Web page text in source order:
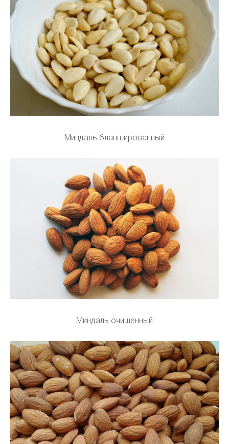
Миндаль бланшированный
Миндаль очищенный